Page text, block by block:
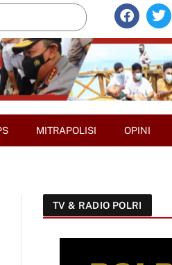
MITRAPOLISI OPINI
TV & RADIO POLRI